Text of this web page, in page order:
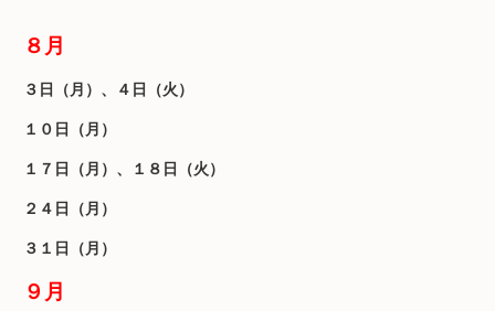
８月
３日（月）、４日（火）
１０日（月）
１７日（月）、１８日（火）
２４日（月）
３１日（月）
９月